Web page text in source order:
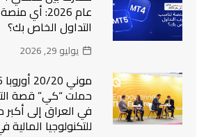
عام 2026:
التداول الخاص بك؟
يوليو 29, 2026
حملت “كي” قصة
في العراق إلى
للتكنولوجيا المالية